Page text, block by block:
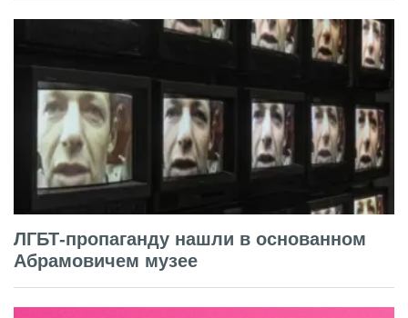
ЛГБТ-пропаганду нашли в основанном
Абрамовичем музее